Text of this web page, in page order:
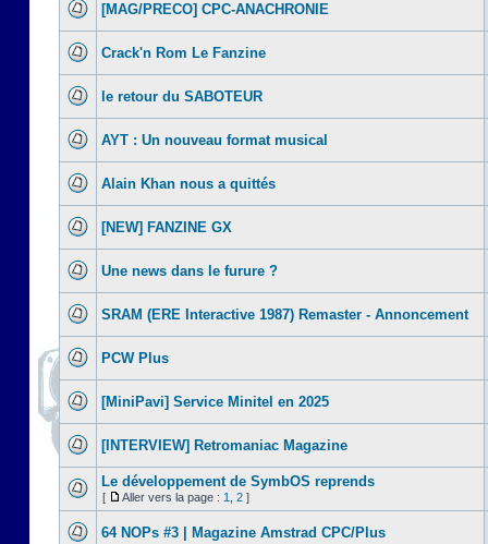
[MAG/PRECO] CPC-ANACHRONIE
Crack'n Rom Le Fanzine
le retour du SABOTEUR
AYT : Un nouveau format musical
Alain Khan nous a quittés
[NEW] FANZINE GX
Une news dans le furure ?
SRAM (ERE Interactive 1987) Remaster - Annoncement
PCW Plus
[MiniPavi] Service Minitel en 2025
[INTERVIEW] Retromaniac Magazine
Le développement de SymbOS reprends
[ Aller vers la page : 1 2 ]
64 NOPs #3 | Magazine Amstrad CPC/Plus